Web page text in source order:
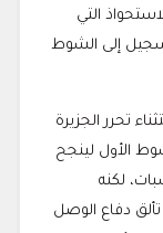
التي
إلى الشوط
تحرر الجزيرة
الأول لينجح
لكنه
دفاع الوصل